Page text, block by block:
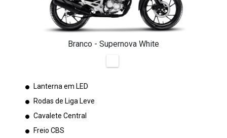
Branco - Supernova White
Lanterna em LED
Rodas de Liga Leve
Cavalete Central
Freio CBS